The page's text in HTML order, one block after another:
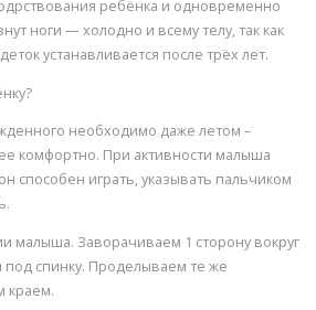
ребёнка и одновременно
ноги — холодно и всему телу, так как
устанавливается после трёх лет.
необходимо даже летом –
комфортно. При активности малыша
способен играть, указывать пальчиком
малыша. Заворачиваем 1 сторону вокруг
под спинку. Проделываем те же
краем.